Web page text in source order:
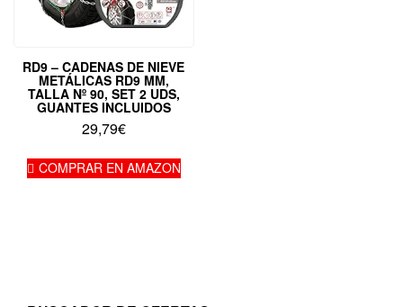
RD9 – CADENAS DE NIEVE
METÁLICAS RD9 MM,
TALLA Nº 90, SET 2 UDS,
GUANTES INCLUIDOS
29,79€
COMPRAR EN AMAZON